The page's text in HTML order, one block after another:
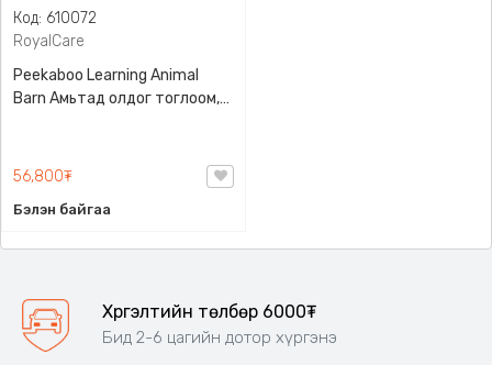
Код: 610072
RoyalCare
Peekaboo Learning Animal
Barn Амьтад олдог тоглоом,
10ш амьтантай
56,800₮
Бэлэн байгаа
Хүргэлтийн төлбөр 6000₮
Бид 2-6 цагийн дотор хүргэнэ